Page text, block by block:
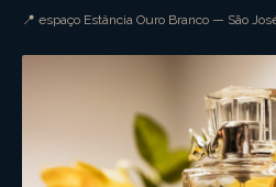
📍 espaço Estância Ouro Branco — São